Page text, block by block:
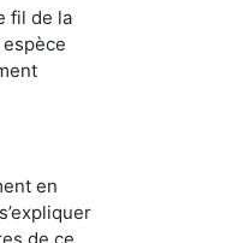
fil de la
en